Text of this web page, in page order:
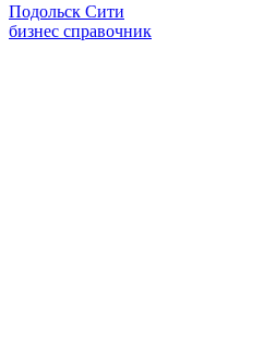
Подольск Сити
бизнес справочник